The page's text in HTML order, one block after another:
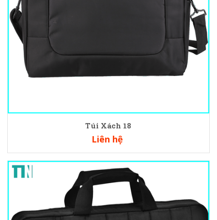
Túi Xách 18
Liên hệ